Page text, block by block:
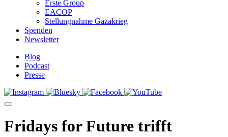
Erste Group
EACOP
Stellungnahme Gazakrieg
Spenden
Newsletter
Blog
Podcast
Presse
Fridays for Future trifft